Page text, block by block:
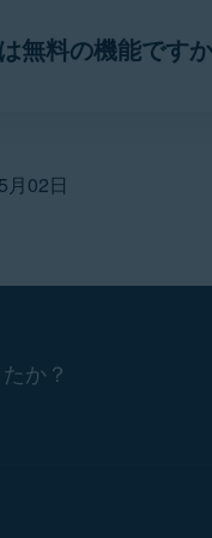
に記載されている場
モードで開いた場合
無料の機能です
月02日
か？